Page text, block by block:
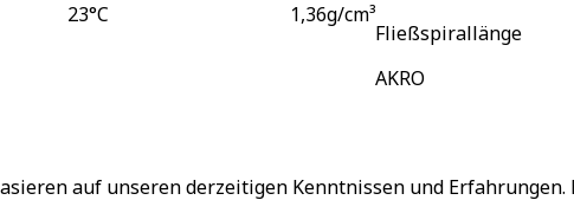
23°C 1,36g/cm³
Fließspirallänge
AKRO
auf unseren derzeitigen Kenntnissen und